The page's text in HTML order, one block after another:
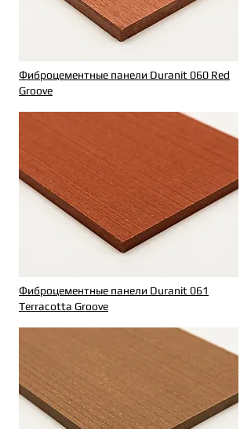
Фиброцементные панели Duranit 060 Red
Groove
Фиброцементные панели Duranit 061
Terracotta Groove